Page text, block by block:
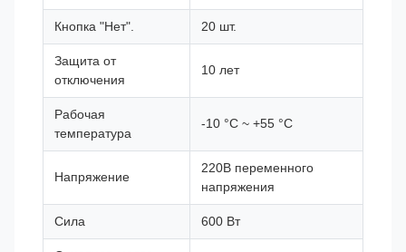
Кнопка "Нет". 20 шт.
Защита от
отключения
10 лет
Рабочая
температура
-10 °C ~ +55 °C
Напряжение
220В переменного
напряжения
Сила 600 Вт